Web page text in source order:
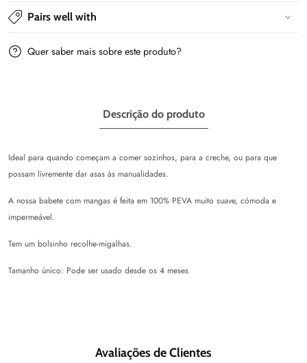
Pairs well with
Quer saber mais sobre este produto?
Descrição do produto
Ideal para quando começam a comer sozinhos, para a creche, ou para que
possam livremente dar asas às manualidades.
A nossa babete com mangas é feita em 100% PEVA muito suave, cómoda e
impermeável.
Tem um bolsinho recolhe-migalhas.
Tamanho único: Pode ser usado desde os 4 meses
Avaliações de Clientes